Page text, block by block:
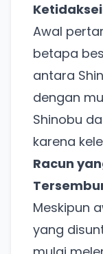
Awal
betapa
antara
dengan
Shinobu
karena
Racun
Meskipun
yang